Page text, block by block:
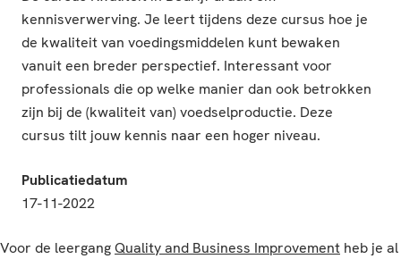
kennisverwerving. Je leert tijdens deze cursus hoe je
de kwaliteit van voedingsmiddelen kunt bewaken
vanuit een breder perspectief. Interessant voor
professionals die op welke manier dan ook betrokken
zijn bij de (kwaliteit van) voedselproductie. Deze
cursus tilt jouw kennis naar een hoger niveau.
Publicatiedatum
17-11-2022
Voor de leergangQuality and Business Improvement heb je al